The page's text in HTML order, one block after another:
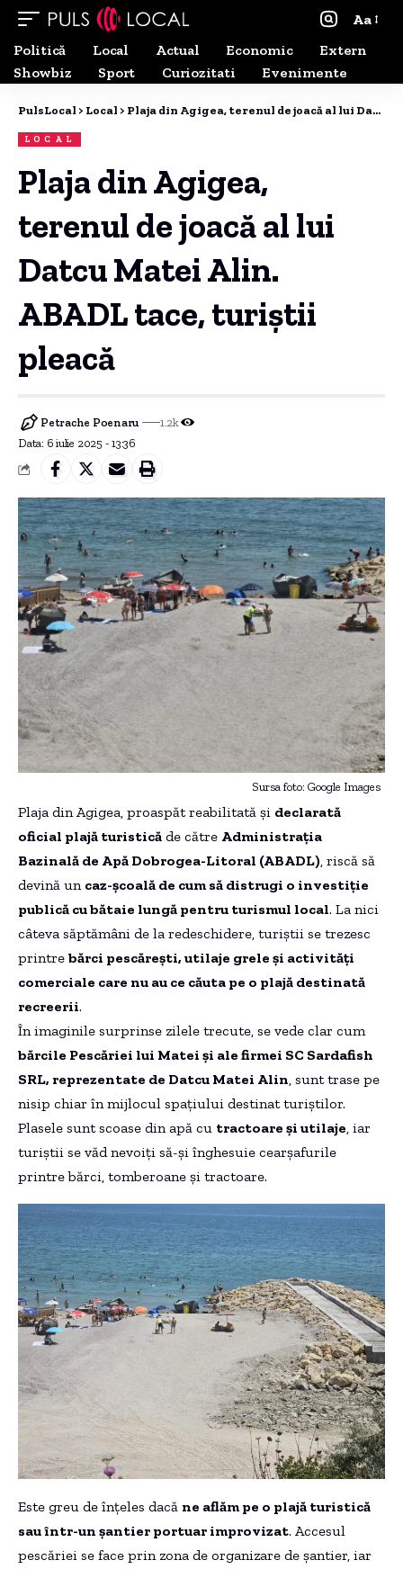
Aa
Politică
Local Actual Economic
Extern
Showbiz
Sport Curiozitati Evenimente
PulsLocal > Local > Plaja din Agigea, terenul de joacă al lui Datcu Matei Alin. ABADL tace, turiștii pleacă
LOCAL
Plaja din Agigea,
terenul de joacă al lui
Datcu Matei Alin.
ABADL tace, turiștii
pleacă
Data: 6 iulie 2025 - 13:36
Petrache Poenaru 1.2k
Sursa foto: Google Images
Plaja din Agigea, proaspăt reabilitată și declarată
oficial plajă turistică de către Administrația
Bazinală de Apă Dobrogea-Litoral (ABADL), riscă să
devină un caz-școală de cum să distrugi o investiție
publică cu bătaie lungă pentru turismul local. La nici
câteva săptămâni de la redeschidere, turiștii se trezesc
printre bărci pescărești, utilaje grele și activități
comerciale care nu au ce căuta pe o plajă destinată
recreerii.
În imaginile surprinse zilele trecute, se vede clar cum
bărcile Pescăriei lui Matei și ale firmei SC Sardafish
SRL, reprezentate de Datcu Matei Alin, sunt trase pe
nisip chiar în mijlocul spațiului destinat turiștilor.
Plasele sunt scoase din apă cu tractoare și utilaje, iar
turiștii se văd nevoiți să-și înghesuie cearșafurile
printre bărci, tomberoane și tractoare.
Este greu de înțeles dacă ne aflăm pe o plajă turistică
sau într-un șantier portuar improvizat. Accesul
pescăriei se face prin zona de organizare de șantier, iar